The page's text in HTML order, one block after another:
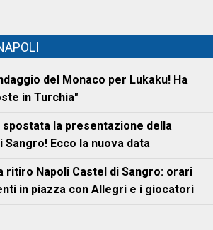
del Monaco per Lukaku! Ha
in Turchia"
spostata la presentazione della
Sangro! Ecco la nuova data
ritiro Napoli Castel di Sangro: orari
in piazza con Allegri e i giocatori